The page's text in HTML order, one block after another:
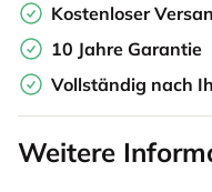
Kostenloser
10 Jahre Garantie
Vollständig nach
Weitere